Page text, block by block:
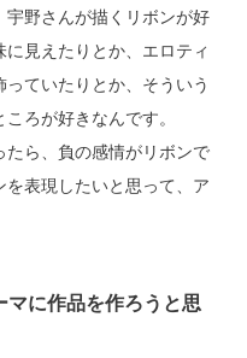
野さんが描くリボンが好
見えたりとか、エロティ
ていたりとか、そういう
ろが好きなんです。
ら、負の感情がリボンで
表現したいと思って、ア
に作品を作ろうと思